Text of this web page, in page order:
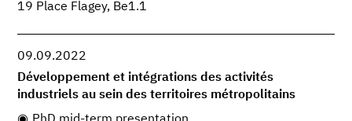
19 Place Flagey, Be1.1
09.09.2022
Développement et intégrations des activités
industriels au sein des territoires métropolitains